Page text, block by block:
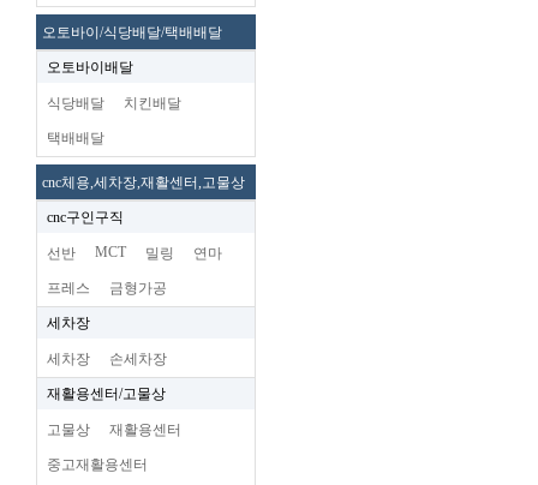
오토바이/식당배달/택배배달
오토바이배달
식당배달 치킨배달
택배배달
cnc체용,세차장,재활센터,고물상
cnc구인구직
선반 MCT 밀링 연마
프레스 금형가공
세차장
세차장 손세차장
재활용센터/고물상
고물상 재활용센터
중고재활용센터